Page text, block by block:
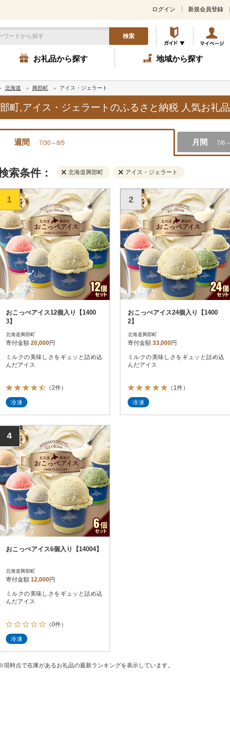
ログイン 新規会員登録
検索
お礼品から探す 地域から探す
北海道 興部町 アイス・ジェラート
町,アイス・ジェラートのふるさと納税 人気お礼
週間 7/30～8/5 月間 7/6
索条件： 北海道興部町 アイス・ジェラート
1
おこっぺアイス12個入り【1400
3】
北海道興部町
寄付金額 20,000円
ミルクの美味しさをギュッと詰め込
んだアイス
（2件）
冷凍
2
おこっぺアイス24個入り【1400
2】
北海道興部町
寄付金額 33,000円
ミルクの美味しさをギュッと詰め込
んだアイス
（1件）
冷凍
4
おこっぺアイス6個入り【14004】
北海道興部町
寄付金額 12,000円
ミルクの美味しさをギュッと詰め込
んだアイス
（0件）
冷凍
現時点で在庫があるお礼品の最新ランキングを表示しています。